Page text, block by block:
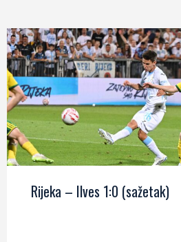
Rijeka – Ilves 1:0 (sažetak)